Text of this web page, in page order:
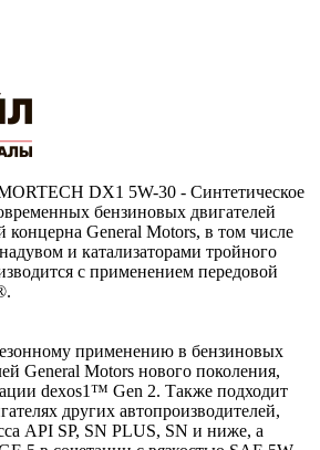
DX1 5W-30 - Синтетическое
бензиновых двигателей
концерна General Motors, в том числе
и катализаторами тройного
с применением передовой
применению в бензиновых
General Motors нового поколения,
dexos1™ Gen 2. Также подходит
других автопроизводителей,
API SP, SN PLUS, SN и ниже, а